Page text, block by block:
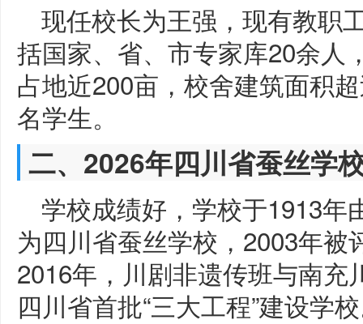
现任校长为王强，现有教职
括国家、省、市专家库20余人
占地近200亩，校舍建筑面积
名学生。
二、2026年四川省蚕丝学
学校成绩好，学校于1913年
为四川省蚕丝学校，2003年
2016年，川剧非遗传班与南
四川省首批“三大工程”建设学